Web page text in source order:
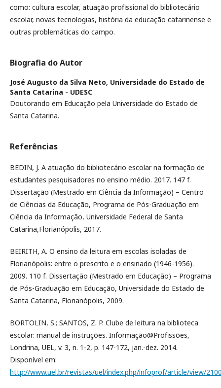
como: cultura escolar, atuação profissional do bibliotecário
escolar, novas tecnologias, história da educação catarinense e
outras problemáticas do campo.
Biografia do Autor
José Augusto da Silva Neto, Universidade do Estado de
Santa Catarina - UDESC
Doutorando em Educação pela Universidade do Estado de
Santa Catarina.
Referências
BEDIN, J. A atuação do bibliotecário escolar na formação de
estudantes pesquisadores no ensino médio. 2017. 147 f.
Dissertação (Mestrado em Ciência da Informação) – Centro
de Ciências da Educação, Programa de Pós-Graduação em
Ciência da Informação, Universidade Federal de Santa
Catarina,Florianópolis, 2017.
BEIRITH, A. O ensino da leitura em escolas isoladas de
Florianópolis: entre o prescrito e o ensinado (1946-1956).
2009. 110 f. Dissertação (Mestrado em Educação) – Programa
de Pós-Graduação em Educação, Universidade do Estado de
Santa Catarina, Florianópolis, 2009.
BORTOLIN, S.; SANTOS, Z. P. Clube de leitura na biblioteca
escolar: manual de instruções. Informação@Profissões,
Londrina, UEL, v. 3, n. 1-2, p. 147-172, jan.-dez. 2014.
Disponível em:
http://www.uel.br/revistas/uel/index.php/infoprof/article/view/